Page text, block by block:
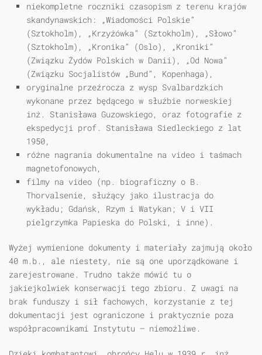
niekompletne roczniki czasopism z terenu krajów
skandynawskich: „Wiadomości Polskie”
(Sztokholm), „Krzyżówka” (Sztokholm), „Słowo”
(Sztokholm), „Kronika” (Oslo), „Kroniki”
(Związku Żydów Polskich w Danii), „Od Nowa”
(Związku Socjalistów „Bund”, Kopenhaga),
oryginalne przeźrocza z wysp Svalbardzkich
wykonane przez będącego w służbie norweskiej
inż. Stanisława Guzowskiego, oraz fotografie z
ekspedycji prof. Stanisława Siedleckiego z lat
1950,
różne nagrania dokumentalne na video i taśmach
magnetofonowych,
filmy na video (np. biograficzny o B.
Thorvalsenie, służący jako ilustracja do
wykładu; Gdańsk, Rzym i Watykan; V i VII
pielgrzymka Papieska do Polski, i inne).
Wyżej wymienione dokumenty i materiały zajmują około
40 m.b., ale niestety, nie są one uporządkowane i
zarejestrowane. Trudno także mówić tu o
jakiejkolwiek konserwacji tego zbioru. Z uwagi na
brak funduszy i sił fachowych, korzystanie z tej
dokumentacji jest ograniczone i praktycznie poza
współpracownikami Instytutu — niemożliwe.